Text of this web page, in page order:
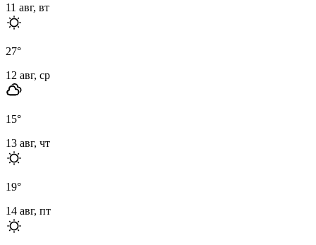
11 авг, вт
27°
12 авг, ср
15°
13 авг, чт
19°
14 авг, пт